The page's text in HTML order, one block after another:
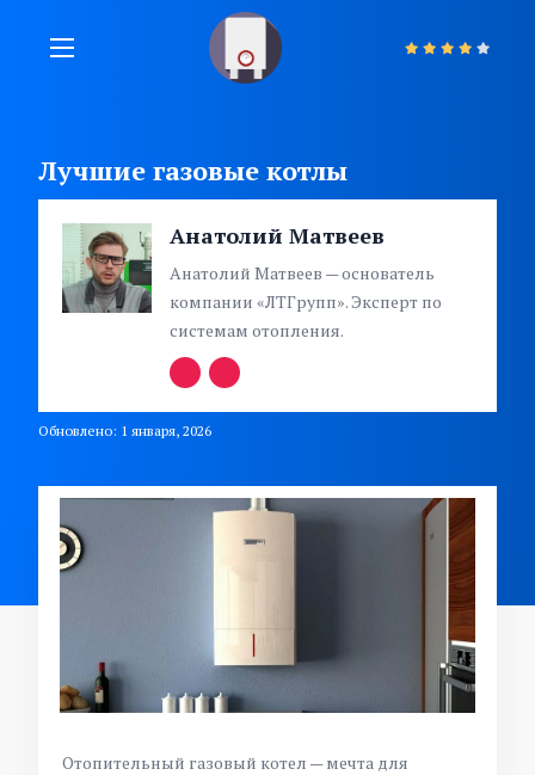
Лучшие газовые котлы
Анатолий Матвеев
Анатолий Матвеев — основатель
компании «ЛТГрупп». Эксперт по
системам отопления.
Обновлено: 1 января, 2026
Отопительный газовый котел — мечта для